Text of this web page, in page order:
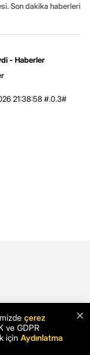
Son dakika haberleri
- Haberler
21:38:58 #.0.3#
×
çerez
ve GDPR
için Aydınlatma